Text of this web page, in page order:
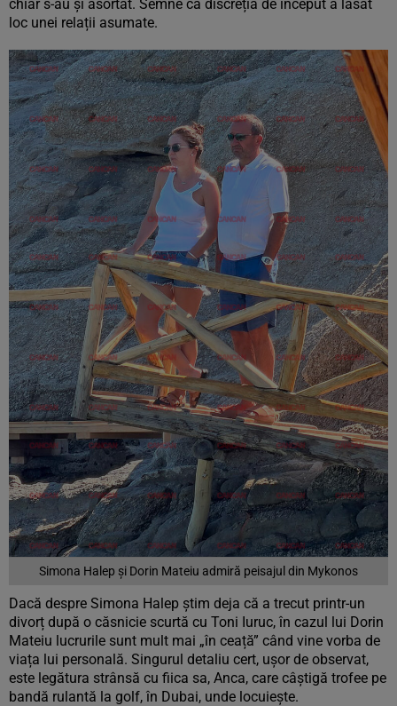
chiar s-au și asortat. Semne că discreția de început a lăsat
loc unei relații asumate.
Simona Halep și Dorin Mateiu admiră peisajul din Mykonos
Dacă despre Simona Halep știm deja că a trecut printr-un
divorț după o căsnicie scurtă cu Toni Iuruc, în cazul lui Dorin
Mateiu lucrurile sunt mult mai „în ceață” când vine vorba de
viața lui personală. Singurul detaliu cert, ușor de observat,
este legătura strânsă cu fiica sa, Anca, care câștigă trofee pe
bandă rulantă la golf, în Dubai, unde locuiește.